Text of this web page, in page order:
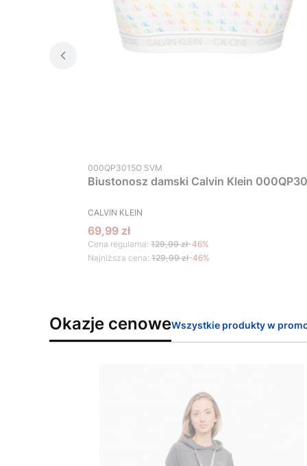
Kod produktu
000QP3015O SVM
Biustonosz damski Calvin Klein
PRODUCENT
CALVIN KLEIN
Cena promocyjna
69,99 zł
Cena regularna: 129,99 zł-46%
Najniższa cena: 129,99 zł-46%
Okazje cenoweWszystkie produkty w